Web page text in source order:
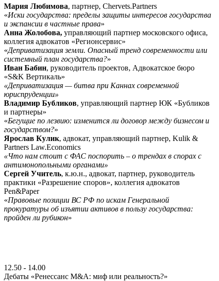
Мария Любимова, партнер, Chervets.Partners
«Иски государства: пределы защиты интересов государства
и экспансии в частные права»
Анна Жолобова, управляющий партнер московского офиса,
коллегия адвокатов «Регионсервис»
«Деприватизация земли. Опасный тренд современности или
системный план государства?»
Иван Бабин, руководитель проектов, Адвокатское бюро
«S&K Вертикаль»
«Деприватизация — битва при Каннах современной
юриспруденции»
Владимир Бубликов, управляющий партнер ЮК «Бубликов
и партнеры»
«Бегущие по лезвию: изменится ли договор между бизнесом и
государством?»
Ярослав Кулик, адвокат, управляющий партнер, Kulik &
Partners Law.Economics
«Что нам стоит с ФАС поспорить – о трендах в спорах с
антимонопольными органами»
Сергей Учитель, к.ю.н., адвокат, партнер, руководитель
практики «Разрешение споров», коллегия адвокатов
Pen&Paper
«Правовые позиции ВС РФ по искам Генеральной
прокуратуры об изъятии активов в пользу государства:
пройден ли рубикон»
12.50 - 14.00
Дебаты «Ренессанс М&А: миф или реальность?»